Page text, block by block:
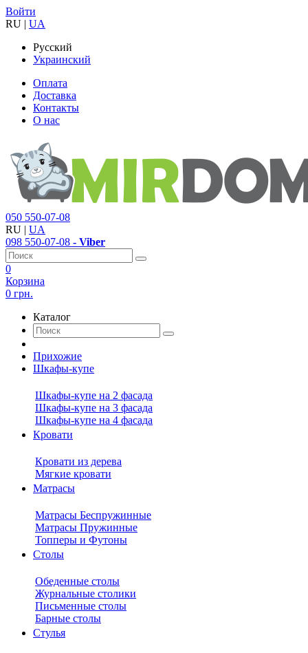
Войти
RU | UA
Русский
Украинский
Оплата
Доставка
Контакты
О нас
050 550-07-08
RU | UA
098 550-07-08 - Viber
0
Корзина
0 грн.
Каталог
Прихожие
Шкафы-купе
Шкафы-купе на 2 фасада
Шкафы-купе на 3 фасада
Шкафы-купе на 4 фасада
Кровати
Кровати из дерева
Мягкие кровати
Матрасы
Матрасы Беспружинные
Матрасы Пружинные
Топперы и Футоны
Столы
Обеденные столы
Журнальные столики
Письменные столы
Барные столы
Стулья